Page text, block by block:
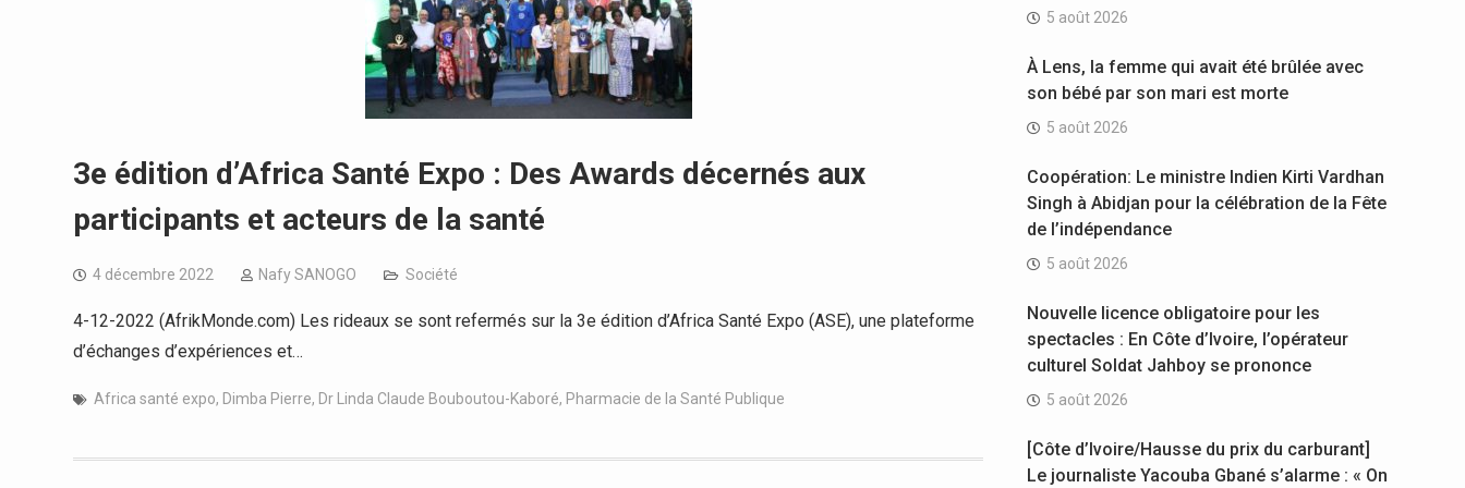
3e édition d’Africa Santé Expo : Des Awards décernés aux
participants et acteurs de la santé
4 décembre 2022 Nafy SANOGO Société
4-12-2022 (AfrikMonde.com) Les rideaux se sont refermés sur la 3e édition d’Africa Santé Expo (ASE), une plateforme
d’échanges d’expériences et…
Africa santé expo, Dimba Pierre, Dr Linda Claude Bouboutou-Kaboré, Pharmacie de la Santé Publique
5 août 2026
À Lens, la femme qui avait été brûlée avec
son bébé par son mari est morte
5 août 2026
Coopération: Le ministre Indien Kirti Vardhan
Singh à Abidjan pour la célébration de la Fête
de l’indépendance
5 août 2026
Nouvelle licence obligatoire pour les
spectacles : En Côte d’Ivoire, l’opérateur
culturel Soldat Jahboy se prononce
5 août 2026
[Côte d’Ivoire/Hausse du prix du carburant]
Le journaliste Yacouba Gbané s’alarme : « On